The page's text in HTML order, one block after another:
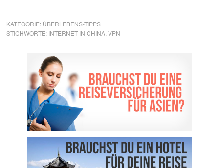
KATEGORIE: ÜBERLEBENS-TIPPS
STICHWORTE: INTERNET IN CHINA ,VPN